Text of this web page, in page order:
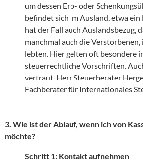
um dessen Erb- oder
befindet sich im Ausland, etwa ein
hat der Fall auch Auslandsbezug,
manchmal auch die
lebten. Hier gelten oft besondere
steuerrechtliche Vorschriften.
vertraut. Herr Steuerberater
Fachberater für Internationales
3. Wie ist der Ablauf, wenn ich von
möchte?
Schritt 1: Kontakt aufnehmen